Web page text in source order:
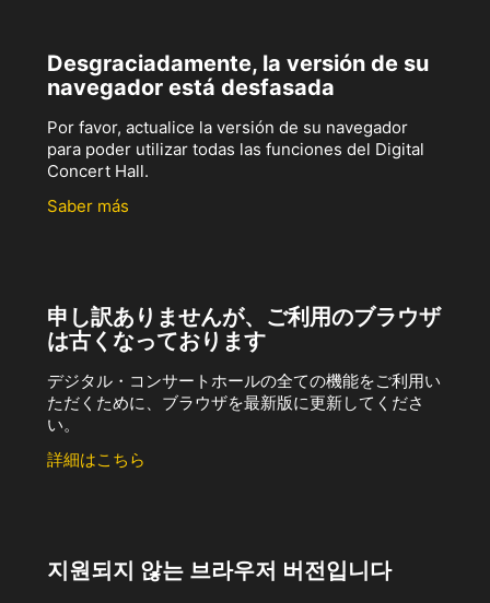
Desgraciadamente, la versión de su
navegador está desfasada
Por favor, actualice la versión de su navegador
para poder utilizar todas las funciones del Digital
Concert Hall.
Saber más
申し訳ありませんが、ご利用のブラウザ
は古くなっております
デジタル・コンサートホールの全ての機能をご利用い
ただくために、ブラウザを最新版に更新してくださ
い。
詳細はこちら
지원되지 않는 브라우저 버전입니다